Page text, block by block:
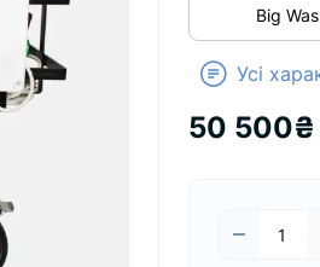
Big
Усі
50 500₴